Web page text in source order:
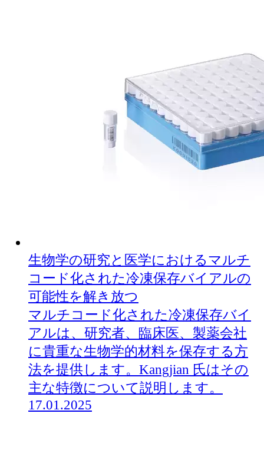
生物学の研究と医学におけるマルチ
コード化された冷凍保存バイアルの
可能性を解き放つ
マルチコード化された冷凍保存バイ
アルは、研究者、臨床医、製薬会社
に貴重な生物学的材料を保存する方
法を提供します。Kangjian 氏はその
主な特徴について説明します。
17.01.2025